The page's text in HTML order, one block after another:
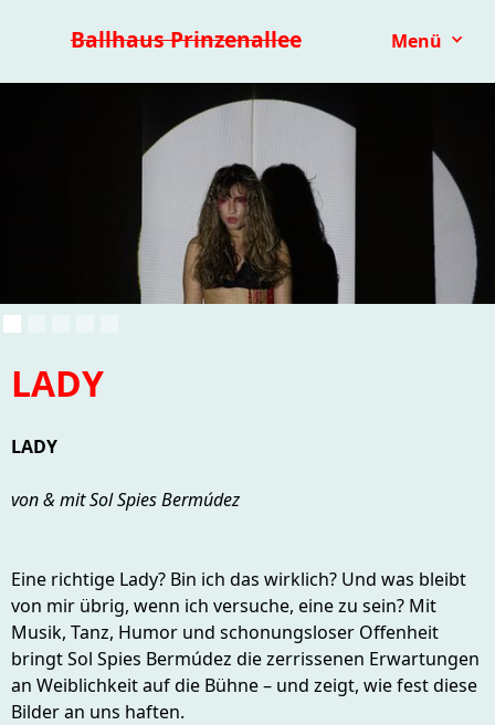
Ballhaus Prinzenallee Menü
Kinder- & Jugendtheater mit.mach.bühne
LADY
LADY
von & mit Sol Spies Bermúdez
Eine richtige Lady? Bin ich das wirklich? Und was bleibt
von mir übrig, wenn ich versuche, eine zu sein? Mit
Musik, Tanz, Humor und schonungsloser Offenheit
bringt Sol Spies Bermúdez die zerrissenen Erwartungen
an Weiblichkeit auf die Bühne – und zeigt, wie fest diese
Bilder an uns haften.